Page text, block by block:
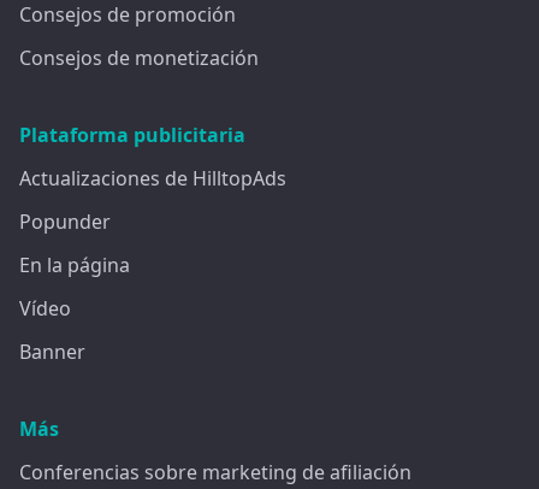
Consejos de promoción
Consejos de monetización
Plataforma publicitaria
Actualizaciones de HilltopAds
Popunder
En la página
Vídeo
Banner
Más
Conferencias sobre marketing de afiliación